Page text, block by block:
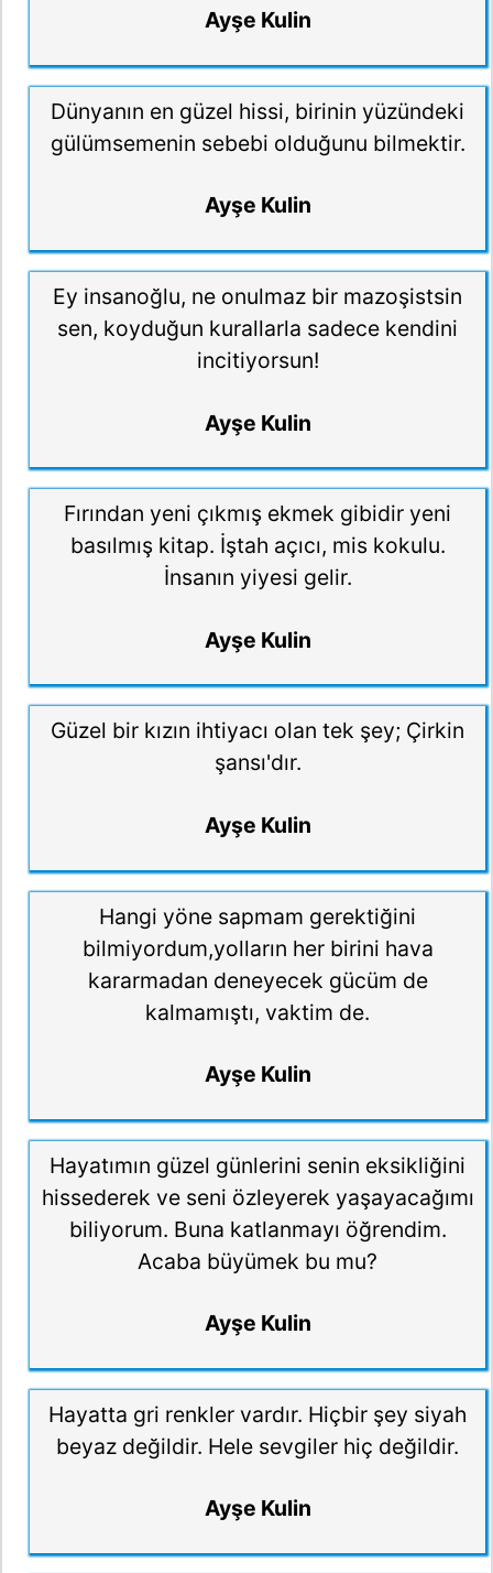
Ayşe Kulin
Dünyanın en güzel hissi, birinin yüzündeki
gülümsemenin sebebi olduğunu bilmektir.
Ayşe Kulin
Ey insanoğlu, ne onulmaz bir mazoşistsin
sen, koyduğun kurallarla sadece kendini
incitiyorsun!
Ayşe Kulin
Fırından yeni çıkmış ekmek gibidir yeni
basılmış kitap. İştah açıcı, mis kokulu.
İnsanın yiyesi gelir.
Ayşe Kulin
Güzel bir kızın ihtiyacı olan tek şey; Çirkin
şansı'dır.
Ayşe Kulin
Hangi yöne sapmam gerektiğini
bilmiyordum,yolların her birini hava
kararmadan deneyecek gücüm de
kalmamıştı, vaktim de.
Ayşe Kulin
Hayatımın güzel günlerini senin eksikliğini
hissederek ve seni özleyerek yaşayacağımı
biliyorum. Buna katlanmayı öğrendim.
Acaba büyümek bu mu?
Ayşe Kulin
Hayatta gri renkler vardır. Hiçbir şey siyah
beyaz değildir. Hele sevgiler hiç değildir.
Ayşe Kulin